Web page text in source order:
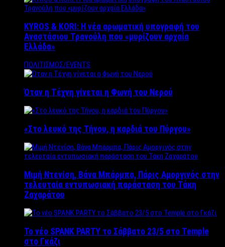
KYROS & KORI: Η νέα αρωματική υπογραφή του
Αναστάσιου Τρανούλη που «μυρίζουν αρχαία
Ελλάδα»
ΠΟΛΙΤΙΣΜΟΣ/EVENTS
Όταν η Τέχνη γίνεται η Φωνή του Νερού
«Στο λευκό της Τήνου, η καρδιά του Πύργου»
Μιμή Ντενίση, Βάνα Μπάρμπα, Πάρις Αμοργινός στην
τελευταία εντυπωσιακή παράσταση του Τάκη
Ζαχαράτου
Το νέο SPANK PARTY το Σάββατο 23/5 στο Temple
στο Γκάζι